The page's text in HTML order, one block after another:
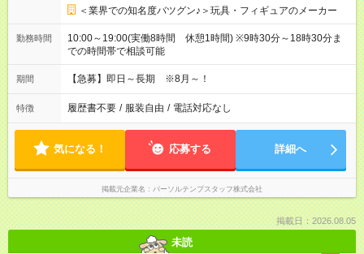
＜業界での知名度バツグン♪＞玩具・フィギュアのメーカー
勤務時間
10:00～19:00(実働8時間 休憩1時間) ※9時30分～18時30分ま
での時間帯で相談可能
期間 【急募】即日～長期 ※8月～！
特徴 履歴書不要 / 服装自由 / 電話対応なし
気になる！ 応募する 詳細へ
掲載元企業名 パーソルテンプスタッフ株式会社
掲載日：2026.08.05
未読